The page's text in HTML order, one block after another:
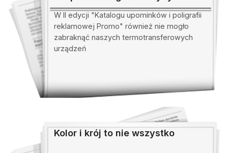
termotransferu
W II edycji "Katalogu upominków i poligrafii
reklamowej Promo" również nie mogło
zabraknąć naszych termotransferowych
urządzeń
Kolor i krój to nie wszystko